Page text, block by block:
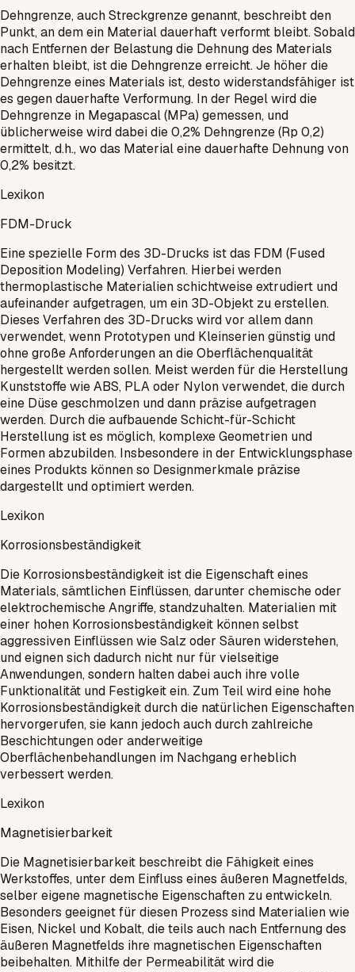
Dehngrenze, auch Streckgrenze genannt, beschreibt den
Punkt, an dem ein Material dauerhaft verformt bleibt. Sobald
nach Entfernen der Belastung die Dehnung des Materials
erhalten bleibt, ist die Dehngrenze erreicht. Je höher die
Dehngrenze eines Materials ist, desto widerstandsfähiger ist
es gegen dauerhafte Verformung. In der Regel wird die
Dehngrenze in Megapascal (MPa) gemessen, und
üblicherweise wird dabei die 0,2% Dehngrenze (Rp 0,2)
ermittelt, d.h., wo das Material eine dauerhafte Dehnung von
0,2% besitzt.
Lexikon
FDM-Druck
Eine spezielle Form des 3D-Drucks ist das FDM (Fused
Deposition Modeling) Verfahren. Hierbei werden
thermoplastische Materialien schichtweise extrudiert und
aufeinander aufgetragen, um ein 3D-Objekt zu erstellen.
Dieses Verfahren des 3D-Drucks wird vor allem dann
verwendet, wenn Prototypen und Kleinserien günstig und
ohne große Anforderungen an die Oberflächenqualität
hergestellt werden sollen. Meist werden für die Herstellung
Kunststoffe wie ABS, PLA oder Nylon verwendet, die durch
eine Düse geschmolzen und dann präzise aufgetragen
werden. Durch die aufbauende Schicht-für-Schicht
Herstellung ist es möglich, komplexe Geometrien und
Formen abzubilden. Insbesondere in der Entwicklungsphase
eines Produkts können so Designmerkmale präzise
dargestellt und optimiert werden.
Lexikon
Korrosionsbeständigkeit
Die Korrosionsbeständigkeit ist die Eigenschaft eines
Materials, sämtlichen Einflüssen, darunter chemische oder
elektrochemische Angriffe, standzuhalten. Materialien mit
einer hohen Korrosionsbeständigkeit können selbst
aggressiven Einflüssen wie Salz oder Säuren widerstehen,
und eignen sich dadurch nicht nur für vielseitige
Anwendungen, sondern halten dabei auch ihre volle
Funktionalität und Festigkeit ein. Zum Teil wird eine hohe
Korrosionsbeständigkeit durch die natürlichen Eigenschaften
hervorgerufen, sie kann jedoch auch durch zahlreiche
Beschichtungen oder anderweitige
Oberflächenbehandlungen im Nachgang erheblich
verbessert werden.
Lexikon
Magnetisierbarkeit
Die Magnetisierbarkeit beschreibt die Fähigkeit eines
Werkstoffes, unter dem Einfluss eines äußeren Magnetfelds,
selber eigene magnetische Eigenschaften zu entwickeln.
Besonders geeignet für diesen Prozess sind Materialien wie
Eisen, Nickel und Kobalt, die teils auch nach Entfernung des
äußeren Magnetfelds ihre magnetischen Eigenschaften
beibehalten. Mithilfe der Permeabilität wird die